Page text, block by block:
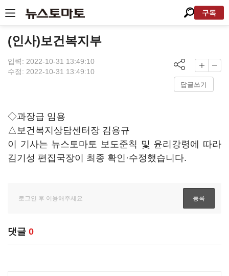
구독
(인사)보건복지부
입력: 2022-10-31 13:49:10
수정: 2022-10-31 13:49:10
답글쓰기
◇과장급 임용
△보건복지상담센터장 김용규
이 기사는 뉴스토마토 보도준칙 및 윤리강령에 따라
김기성 편집국장이 최종 확인·수정했습니다.
댓글 0